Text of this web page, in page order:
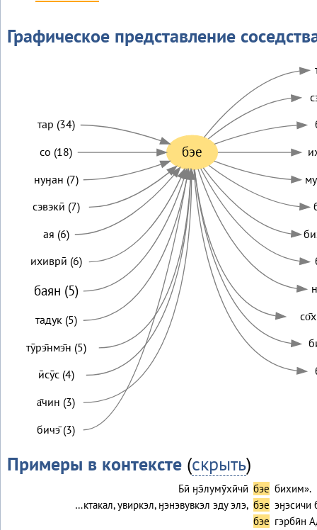
Графическое представление
бэе
тар (34)
со (18)
нуӈан (7)
сэвэкӣ (7)
ая (6)
ихиврӣ (6)
баян (5)
тадук (5)
тӯрэ̄нмэ̄н (5)
ӣсӯс (4)
а̄чин (3)
бичэ̄ (3)
Примеры в контексте(скрыть)
Бӣ ӈэ̄лумӯхӣчӣ бэе бихим».
…ктакал, увиркэл, ӈэнэвувкэл эду элэ, бэе эӈэсичи
бэе гэрбӣн